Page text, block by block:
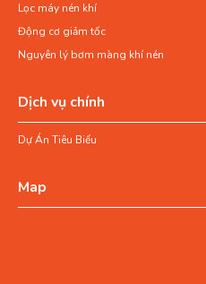
Lọc máy nén khí
Động cơ giảm tốc
Nguyên lý bơm màng khí nén
Dịch vụ chính
Dự Án Tiêu Biểu
Map